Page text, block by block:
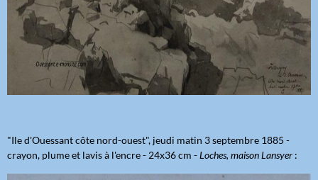
"Ile d'Ouessant côte nord-ouest", jeudi matin 3 septembre 1885 -
crayon, plume et lavis à l'encre - 24x36 cm -Loches, maison Lansyer :